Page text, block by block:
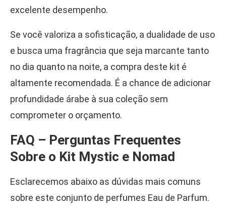
excelente desempenho.
Se você valoriza a sofisticação, a dualidade de uso
e busca uma fragrância que seja marcante tanto
no dia quanto na noite, a compra deste kit é
altamente recomendada. É a chance de adicionar
profundidade árabe à sua coleção sem
comprometer o orçamento.
FAQ – Perguntas Frequentes
Sobre o Kit Mystic e Nomad
Esclarecemos abaixo as dúvidas mais comuns
sobre este conjunto de perfumes Eau de Parfum.